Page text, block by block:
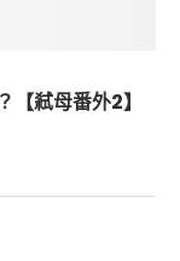
弒母番外2】